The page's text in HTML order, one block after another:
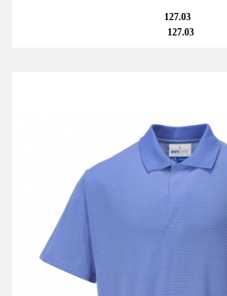
127.03
127.03